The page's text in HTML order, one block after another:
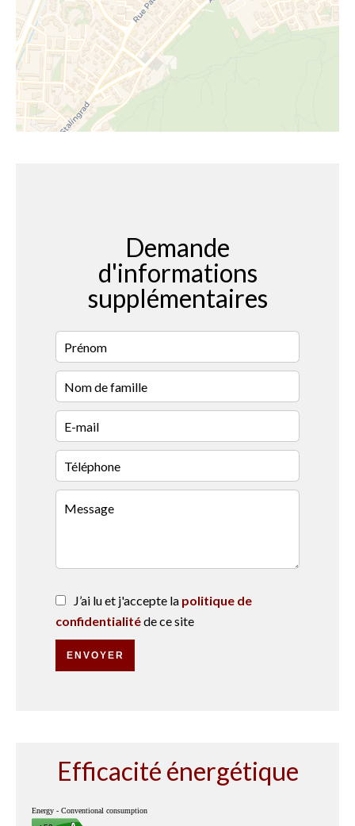
Demande
d'informations
supplémentaires
J’ai lu et j'accepte la politique de
confidentialitéde ce site
ENVOYER
Efficacité énergétique